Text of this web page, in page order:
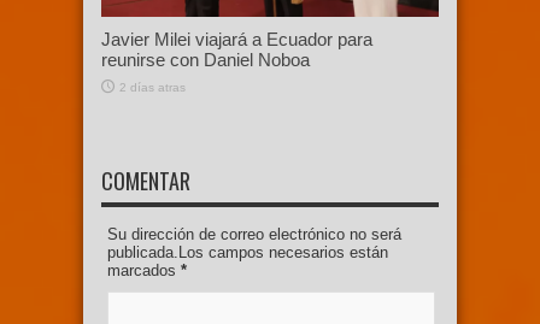
Javier Milei viajará a Ecuador para
reunirse con Daniel Noboa
2 días atras
COMENTAR
Su dirección de correo electrónico no será
publicada.Los campos necesarios están
marcados *